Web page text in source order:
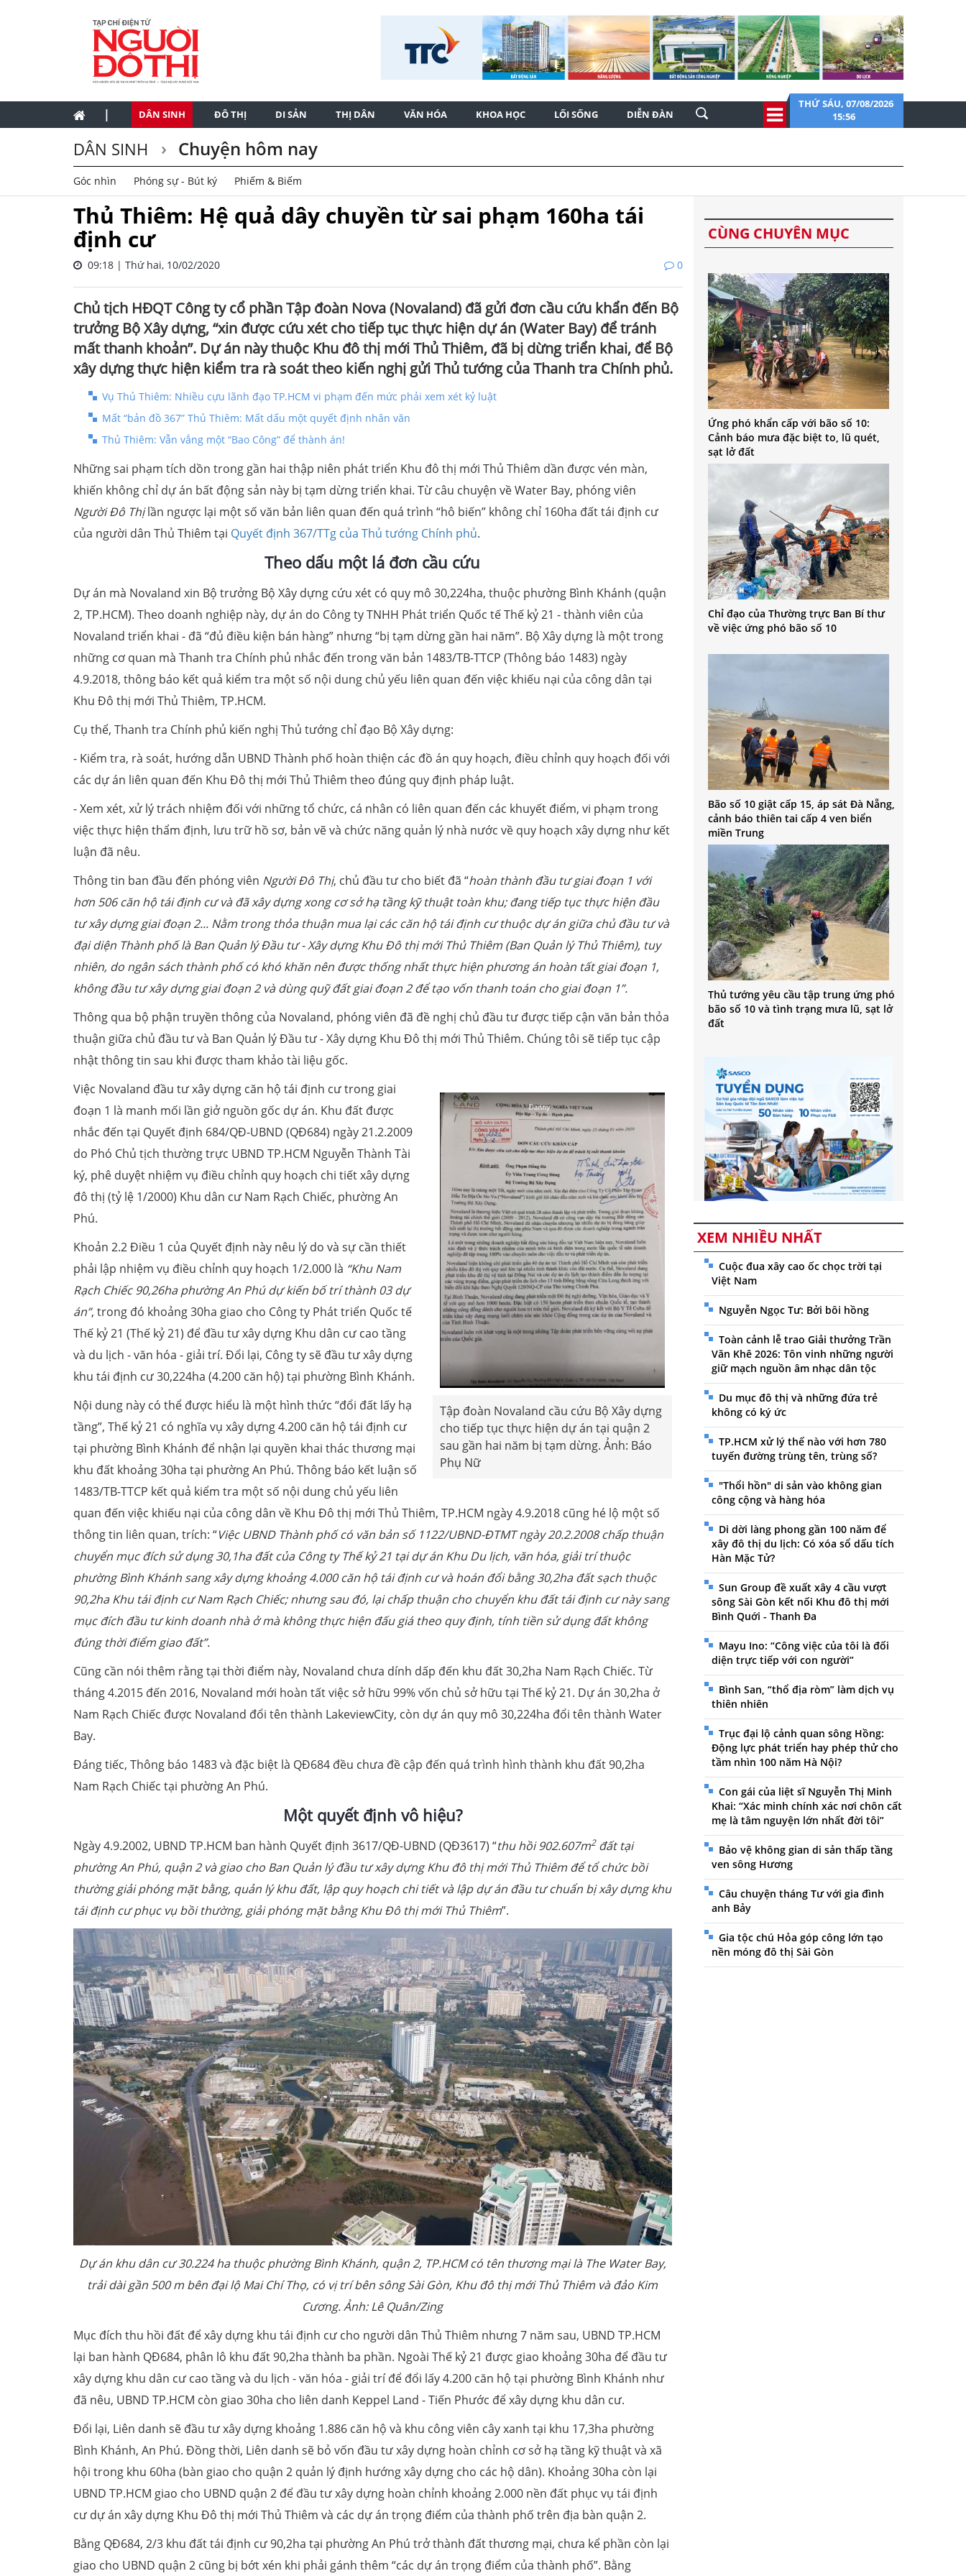
| DÂN SINH ĐÔ THỊ DI SẢN THỊ DÂN VĂN HÓA KHOA HỌC LỐI SỐNG DIỄN ĐÀN
THỨ SÁU, 07/08/2026
15:56
DÂN SINH Chuyện hôm nay
Góc nhìn Phóng sự - Bút ký Phiếm & Biếm
Thủ Thiêm: Hệ quả dây chuyền từ sai phạm 160ha tái
định cư
09:18 | Thứ hai, 10/02/2020 0
Chủ tịch HĐQT Công ty cổ phần Tập đoàn Nova (Novaland) đã gửi đơn cầu cứu khẩn đến Bộ
trưởng Bộ Xây dựng, “xin được cứu xét cho tiếp tục thực hiện dự án (Water Bay) để tránh
mất thanh khoản”. Dự án này thuộc Khu đô thị mới Thủ Thiêm, đã bị dừng triển khai, để Bộ
xây dựng thực hiện kiểm tra rà soát theo kiến nghị gửi Thủ tướng của Thanh tra Chính phủ.
Vụ Thủ Thiêm: Nhiều cựu lãnh đạo TP.HCM vi phạm đến mức phải xem xét kỷ luật
Mất “bản đồ 367” Thủ Thiêm: Mất dấu một quyết định nhân văn
Thủ Thiêm: Vẫn vắng một “Bao Công” để thành án!
Những sai phạm tích dồn trong gần hai thập niên phát triển Khu đô thị mới Thủ Thiêm dần được vén màn,
khiến không chỉ dự án bất động sản này bị tạm dừng triển khai. Từ câu chuyện về Water Bay, phóng viên
Người Đô Thịlần ngược lại một số văn bản liên quan đến quá trình “hô biến” không chỉ 160ha đất tái định cư
của người dân Thủ Thiêm tại Quyết định 367/TTg của Thủ tướng Chính phủ.
Theo dấu một lá đơn cầu cứu
Dự án mà Novaland xin Bộ trưởng Bộ Xây dựng cứu xét có quy mô 30,224ha, thuộc phường Bình Khánh (quận
2, TP.HCM). Theo doanh nghiệp này, dự án do Công ty TNHH Phát triển Quốc tế Thế kỷ 21 - thành viên của
Novaland triển khai - đã “đủ điều kiện bán hàng” nhưng “bị tạm dừng gần hai năm”. Bộ Xây dựng là một trong
những cơ quan mà Thanh tra Chính phủ nhắc đến trong văn bản 1483/TB-TTCP (Thông báo 1483) ngày
4.9.2018, thông báo kết quả kiểm tra một số nội dung chủ yếu liên quan đến việc khiếu nại của công dân tại
Khu Đô thị mới Thủ Thiêm, TP.HCM.
Cụ thể, Thanh tra Chính phủ kiến nghị Thủ tướng chỉ đạo Bộ Xây dựng:
- Kiểm tra, rà soát, hướng dẫn UBND Thành phố hoàn thiện các đồ án quy hoạch, điều chỉnh quy hoạch đối với
các dự án liên quan đến Khu Đô thị mới Thủ Thiêm theo đúng quy định pháp luật.
- Xem xét, xử lý trách nhiệm đối với những tổ chức, cá nhân có liên quan đến các khuyết điểm, vi phạm trong
việc thực hiện thẩm định, lưu trữ hồ sơ, bản vẽ và chức năng quản lý nhà nước về quy hoạch xây dựng như kết
luận đã nêu.
Thông tin ban đầu đến phóng viên Người Đô Thị, chủ đầu tư cho biết đã “hoàn thành đầu tư giai đoạn 1 với
hơn 506 căn hộ tái định cư và đã xây dựng xong cơ sở hạ tầng kỹ thuật toàn khu; đang tiếp tục thực hiện đầu
tư xây dựng giai đoạn 2... Nằm trong thỏa thuận mua lại các căn hộ tái định cư thuộc dự án giữa chủ đầu tư và
đại diện Thành phố là Ban Quản lý Đầu tư - Xây dựng Khu Đô thị mới Thủ Thiêm (Ban Quản lý Thủ Thiêm), tuy
nhiên, do ngân sách thành phố có khó khăn nên được thống nhất thực hiện phương án hoàn tất giai đoạn 1,
không đầu tư xây dựng giai đoạn 2 và dùng quỹ đất giai đoạn 2 để tạo vốn thanh toán cho giai đoạn 1”.
Thông qua bộ phận truyền thông của Novaland, phóng viên đã đề nghị chủ đầu tư được tiếp cận văn bản thỏa
thuận giữa chủ đầu tư và Ban Quản lý Đầu tư - Xây dựng Khu Đô thị mới Thủ Thiêm. Chúng tôi sẽ tiếp tục cập
nhật thông tin sau khi được tham khảo tài liệu gốc.
Tập đoàn Novaland cầu cứu Bộ Xây dựng
cho tiếp tục thực hiện dự án tại quận 2
sau gần hai năm bị tạm dừng. Ảnh: Báo
Phụ Nữ
Việc Novaland đầu tư xây dựng căn hộ tái định cư trong giai
đoạn 1 là manh mối lần giở nguồn gốc dự án. Khu đất được
nhắc đến tại Quyết định 684/QĐ-UBND (QĐ684) ngày 21.2.2009
do Phó Chủ tịch thường trực UBND TP.HCM Nguyễn Thành Tài
ký, phê duyệt nhiệm vụ điều chỉnh quy hoạch chi tiết xây dựng
đô thị (tỷ lệ 1/2000) Khu dân cư Nam Rạch Chiếc, phường An
Phú.
Khoản 2.2 Điều 1 của Quyết định này nêu lý do và sự cần thiết
phải lập nhiệm vụ điều chỉnh quy hoạch 1/2.000 là “Khu Nam
Rạch Chiếc 90,26ha phường An Phú dự kiến bố trí thành 03 dự
án”, trong đó khoảng 30ha giao cho Công ty Phát triển Quốc tế
Thế kỷ 21 (Thế kỷ 21) để đầu tư xây dựng Khu dân cư cao tầng
và du lịch - văn hóa - giải trí. Đổi lại, Công ty sẽ đầu tư xây dựng
khu tái định cư 30,224ha (4.200 căn hộ) tại phường Bình Khánh.
Nội dung này có thể được hiểu là một hình thức “đổi đất lấy hạ
tầng”, Thế kỷ 21 có nghĩa vụ xây dựng 4.200 căn hộ tái định cư
tại phường Bình Khánh để nhận lại quyền khai thác thương mại
khu đất khoảng 30ha tại phường An Phú. Thông báo kết luận số
1483/TB-TTCP kết quả kiểm tra một số nội dung chủ yếu liên
quan đến việc khiếu nại của công dân về Khu Đô thị mới Thủ Thiêm, TP.HCM ngày 4.9.2018 cũng hé lộ một số
thông tin liên quan, trích: “Việc UBND Thành phố có văn bản số 1122/UBND-ĐTMT ngày 20.2.2008 chấp thuận
chuyển mục đích sử dụng 30,1ha đất của Công ty Thế kỷ 21 tại dự án Khu Du lịch, văn hóa, giải trí thuộc
phường Bình Khánh sang xây dựng khoảng 4.000 căn hộ tái định cư và hoán đổi bằng 30,2ha đất sạch thuộc
90,2ha Khu tái định cư Nam Rạch Chiếc; nhưng sau đó, lại chấp thuận cho chuyển khu đất tái định cư này sang
mục đích đầu tư kinh doanh nhà ở mà không thực hiện đấu giá theo quy định, tính tiền sử dụng đất không
đúng thời điểm giao đất”.
Cũng cần nói thêm rằng tại thời điểm này, Novaland chưa dính dấp đến khu đất 30,2ha Nam Rạch Chiếc. Từ
tháng 4.2015 đến 2016, Novaland mới hoàn tất việc sở hữu 99% vốn chủ sở hữu tại Thế kỷ 21. Dự án 30,2ha ở
Nam Rạch Chiếc được Novaland đổi tên thành LakeviewCity, còn dự án quy mô 30,224ha đổi tên thành Water
Bay.
Đáng tiếc, Thông báo 1483 và đặc biệt là QĐ684 đều chưa đề cập đến quá trình hình thành khu đất 90,2ha
Nam Rạch Chiếc tại phường An Phú.
Một quyết định vô hiệu?
Ngày 4.9.2002, UBND TP.HCM ban hành Quyết định 3617/QĐ-UBND (QĐ3617) “thu hồi 902.607m2đất tại
phường An Phú, quận 2 và giao cho Ban Quản lý đầu tư xây dựng Khu đô thị mới Thủ Thiêm để tổ chức bồi
thường giải phóng mặt bằng, quản lý khu đất, lập quy hoạch chi tiết và lập dự án đầu tư chuẩn bị xây dựng khu
tái định cư phục vụ bồi thường, giải phóng mặt bằng Khu Đô thị mới Thủ Thiêm”.
Dự án khu dân cư 30.224 ha thuộc phường Bình Khánh, quận 2, TP.HCM có tên thương mại là The Water Bay,
trải dài gần 500 m bên đại lộ Mai Chí Thọ, có vị trí bên sông Sài Gòn, Khu đô thị mới Thủ Thiêm và đảo Kim
Cương. Ảnh: Lê Quân/Zing
Mục đích thu hồi đất để xây dựng khu tái định cư cho người dân Thủ Thiêm nhưng 7 năm sau, UBND TP.HCM
lại ban hành QĐ684, phân lô khu đất 90,2ha thành ba phần. Ngoài Thế kỷ 21 được giao khoảng 30ha để đầu tư
xây dựng khu dân cư cao tầng và du lịch - văn hóa - giải trí để đổi lấy 4.200 căn hộ tại phường Bình Khánh như
đã nêu, UBND TP.HCM còn giao 30ha cho liên danh Keppel Land - Tiến Phước để xây dựng khu dân cư.
Đổi lại, Liên danh sẽ đầu tư xây dựng khoảng 1.886 căn hộ và khu công viên cây xanh tại khu 17,3ha phường
Bình Khánh, An Phú. Đồng thời, Liên danh sẽ bỏ vốn đầu tư xây dựng hoàn chỉnh cơ sở hạ tầng kỹ thuật và xã
hội trong khu 60ha (bàn giao cho quận 2 quản lý định hướng xây dựng cho các hộ dân). Khoảng 30ha còn lại
UBND TP.HCM giao cho UBND quận 2 để đầu tư xây dựng hoàn chỉnh khoảng 2.000 nền đất phục vụ tái định
cư dự án xây dựng Khu Đô thị mới Thủ Thiêm và các dự án trọng điểm của thành phố trên địa bàn quận 2.
Bằng QĐ684, 2/3 khu đất tái định cư 90,2ha tại phường An Phú trở thành đất thương mại, chưa kể phần còn lại
giao cho UBND quận 2 cũng bị bớt xén khi phải gánh thêm “các dự án trọng điểm của thành phố”. Bằng
CÙNG CHUYÊN MỤC
Ứng phó khẩn cấp với bão số 10:
Cảnh báo mưa đặc biệt to, lũ quét,
sạt lở đất
Chỉ đạo của Thường trực Ban Bí thư
về việc ứng phó bão số 10
Bão số 10 giật cấp 15, áp sát Đà Nẵng,
cảnh báo thiên tai cấp 4 ven biển
miền Trung
Thủ tướng yêu cầu tập trung ứng phó
bão số 10 và tình trạng mưa lũ, sạt lở
đất
XEM NHIỀU NHẤT
Cuộc đua xây cao ốc chọc trời tại
Việt Nam
Nguyễn Ngọc Tư: Bởi bôi hồng
Toàn cảnh lễ trao Giải thưởng Trần
Văn Khê 2026: Tôn vinh những người
giữ mạch nguồn âm nhạc dân tộc
Du mục đô thị và những đứa trẻ
không có ký ức
TP.HCM xử lý thế nào với hơn 780
tuyến đường trùng tên, trùng số?
"Thổi hồn" di sản vào không gian
công cộng và hàng hóa
Di dời làng phong gần 100 năm để
xây đô thị du lịch: Có xóa sổ dấu tích
Hàn Mặc Tử?
Sun Group đề xuất xây 4 cầu vượt
sông Sài Gòn kết nối Khu đô thị mới
Bình Quới - Thanh Đa
Mayu Ino: “Công việc của tôi là đối
diện trực tiếp với con người”
Bình San, “thổ địa ròm” làm dịch vụ
thiên nhiên
Trục đại lộ cảnh quan sông Hồng:
Động lực phát triển hay phép thử cho
tầm nhìn 100 năm Hà Nội?
Con gái của liệt sĩ Nguyễn Thị Minh
Khai: “Xác minh chính xác nơi chôn cất
mẹ là tâm nguyện lớn nhất đời tôi”
Bảo vệ không gian di sản thấp tầng
ven sông Hương
Câu chuyện tháng Tư với gia đình
anh Bảy
Gia tộc chú Hỏa góp công lớn tạo
nền móng đô thị Sài Gòn